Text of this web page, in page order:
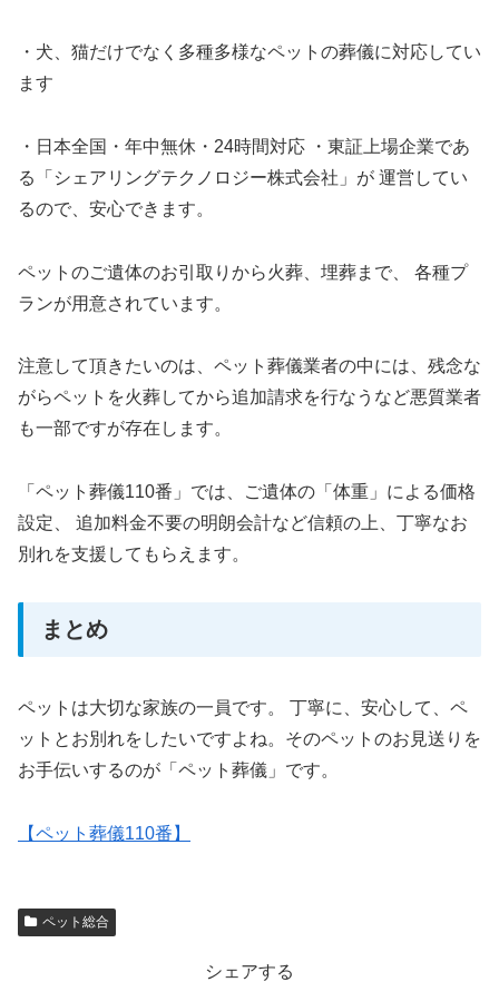
・犬、猫だけでなく多種多様なペットの葬儀に対応してい
ます
・日本全国・年中無休・24時間対応 ・東証上場企業であ
る「シェアリングテクノロジー株式会社」が 運営してい
るので、安心できます。
ペットのご遺体のお引取りから火葬、埋葬まで、 各種プ
ランが用意されています。
注意して頂きたいのは、ペット葬儀業者の中には、残念な
がらペットを火葬してから追加請求を行なうなど悪質業者
も一部ですが存在します。
「ペット葬儀110番」では、ご遺体の「体重」による価格
設定、 追加料金不要の明朗会計など信頼の上、丁寧なお
別れを支援してもらえます。
まとめ
ペットは大切な家族の一員です。 丁寧に、安心して、ペ
ットとお別れをしたいですよね。そのペットのお見送りを
お手伝いするのが「ペット葬儀」です。
【ペット葬儀110番】
ペット総合
シェアする